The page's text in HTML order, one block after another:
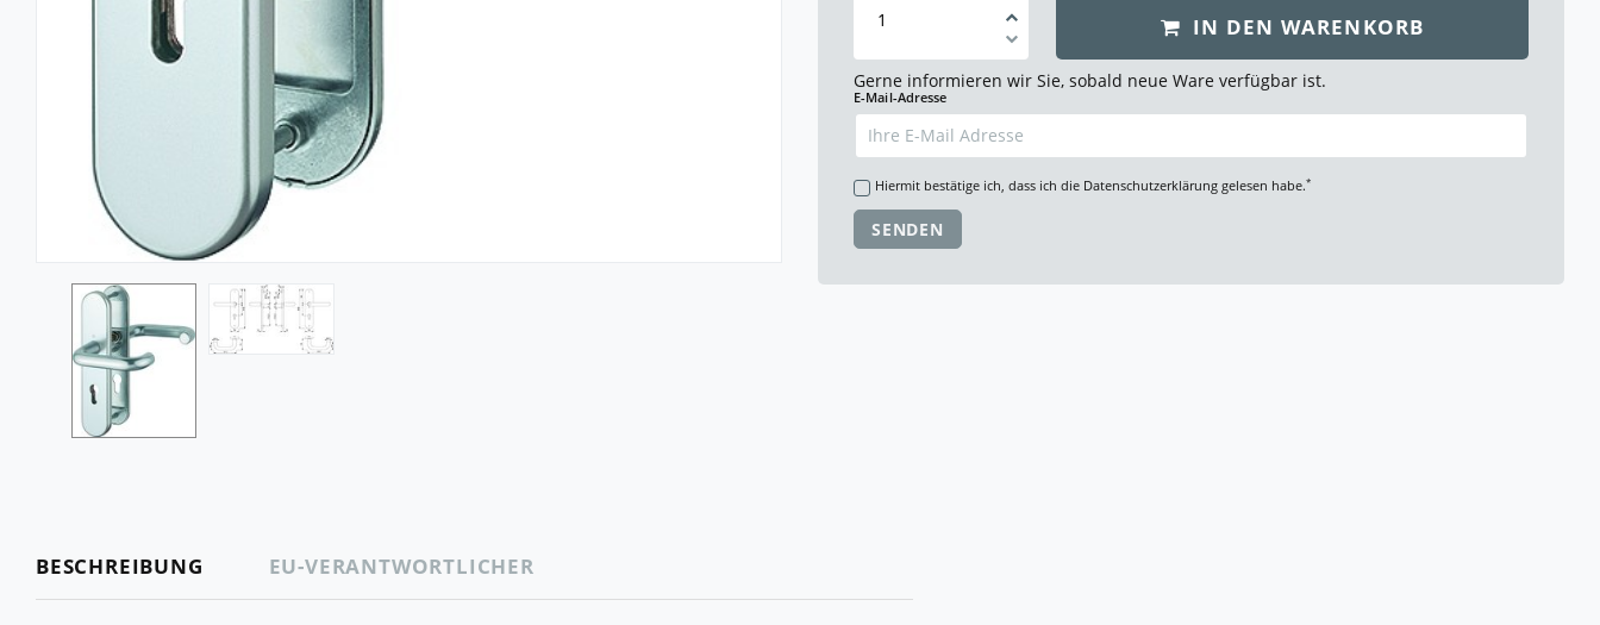
IN DEN WARENKORB
Gerne informieren wir Sie, sobald neue Ware verfügbar ist.
E-Mail-Adresse
Hiermit bestätige ich, dass ich die Daten­schutz­erklärunggelesen habe.*
SENDEN
BESCHREIBUNG EU-VERANTWORTLICHER